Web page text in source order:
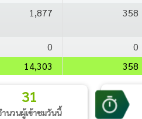
1,877 358
0 0
14,303 358
31
ำนวนผู้เข้าชมวันนี้